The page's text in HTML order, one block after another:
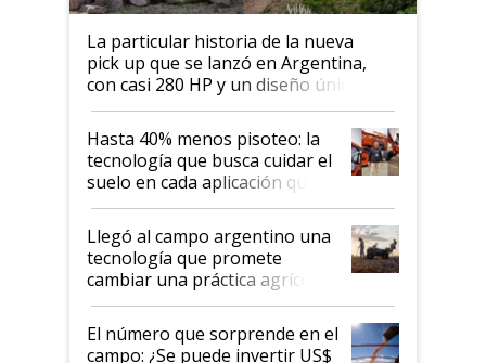
La particular historia de la nueva
pick up que se lanzó en Argentina,
con casi 280 HP y un diseño único: a
cuánto se vende
Hasta 40% menos pisoteo: la
tecnología que busca cuidar el
suelo en cada aplicación que
llevó Jacto al Congreso
Aapresid 2026
Llegó al campo argentino una
tecnología que promete
cambiar una práctica agrícola
clave: ¿Y si analizar el suelo
fuera tan simple como apretar
un botón?
El número que sorprende en el
campo: ¿Se puede invertir US$